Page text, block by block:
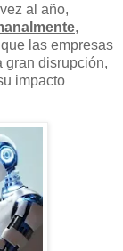
al año,
,
las empresas
gran disrupción,
impacto